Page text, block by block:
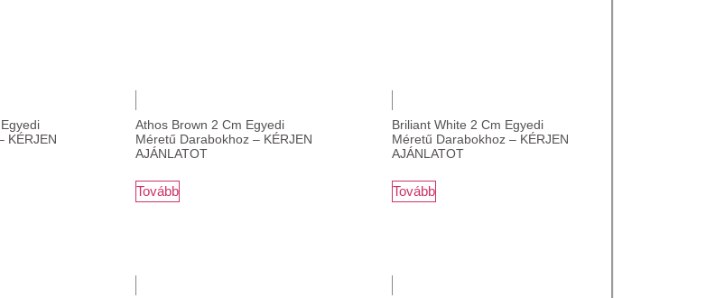
KÉRJEN
Athos Brown 2 Cm Egyedi
Méretű Darabokhoz – KÉRJEN
AJÁNLATOT
Tovább
Briliant White 2 Cm Egyedi
Méretű Darabokhoz – KÉRJEN
AJÁNLATOT
Tovább